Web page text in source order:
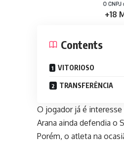
+18
Contents
VITORIOSO
TRANSFERÊNCIA
O jogador já é
Arana ainda defendia o
Porém, o atleta na